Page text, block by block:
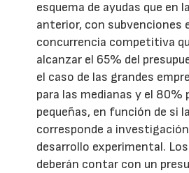
esquema de ayudas que en
anterior, con subvenciones
concurrencia competitiva
alcanzar el 65% del
el caso de las grandes
para las medianas y el 80%
pequeñas, en función de si
corresponde a
desarrollo experimental.
deberán contar con un